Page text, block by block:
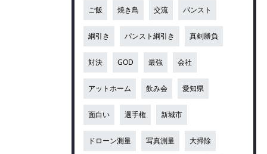
ご飯 焼き鳥 交流 パンスト
綱引き パンスト綱引き 真剣勝負
対決 GOD 最強 会社
アットホーム 飲み会 愛知県
面白い 選手権 新城市
ドローン測量 写真測量 大掃除